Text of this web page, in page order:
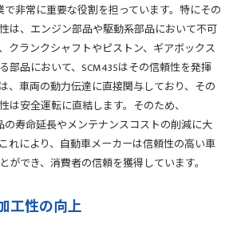
で非常に重要な役割を担っています。特にその
は、エンジン部品や駆動系部品において不可
クランクシャフトやピストン、ギアボックス
部品において、SCM435はその信頼性を発揮
、車両の動力伝達に直接関与しており、その
は安全運転に直結します。そのため、
の寿命延長やメンテナンスコストの削減に大
れにより、自動車メーカーは信頼性の高い車
ができ、消費者の信頼を獲得しています。
工性の向上